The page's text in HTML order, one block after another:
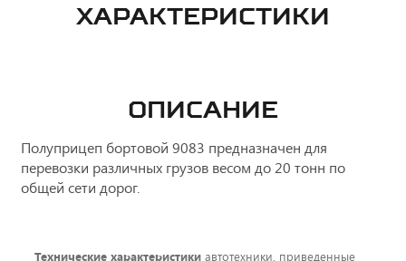
ХАРАКТЕРИСТИКИ
ОПИСАНИЕ
Полуприцеп бортовой 9083 предназначен для
перевозки различных грузов весом до 20 тонн по
общей сети дорог.
Технические характеристики автотехники, приведенные